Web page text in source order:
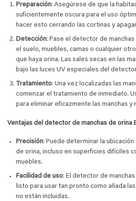
Preparación: Asegúrese de que la
suficientemente oscura para el uso
hacer esto cerrando las cortinas y
Detección: Pase el detector de
el suelo, muebles, camas o cualquier
que haya orina. Las sales secas en las
bajo las luces UV especiales del
Tratamiento: Una vez localizadas las
comenzar el tratamiento de inmediato.
para eliminar eficazmente las manchas y
Ventajas del detector de manchas de orina
Precisión: Puede determinar la ubicación
de orina, incluso en superficies difíciles
muebles.
Facilidad de uso: El detector de
listo para usar tan pronto como añada
no están incluidas.